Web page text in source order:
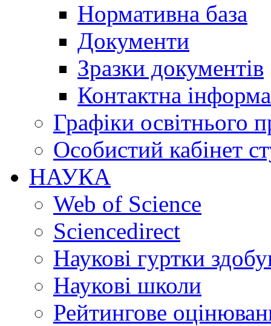
Нормативна база
Документи
Зразки документів
Контактна
Графіки освітнього
Особистий кабінет
НАУКА
Web of Science
Sciencedirect
Наукові гуртки
Наукові школи
Рейтингове